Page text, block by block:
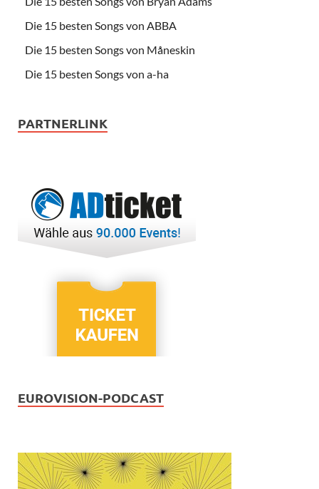
Die 15 besten Songs von ABBA
Die 15 besten Songs von Måneskin
Die 15 besten Songs von a-ha
PARTNERLINK
EUROVISION-PODCAST